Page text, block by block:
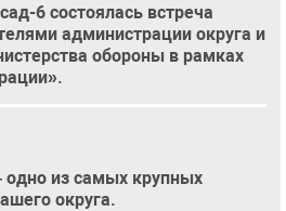
6 состоялась встреча
администрации округа и
обороны в рамках
из самых крупных
округа.